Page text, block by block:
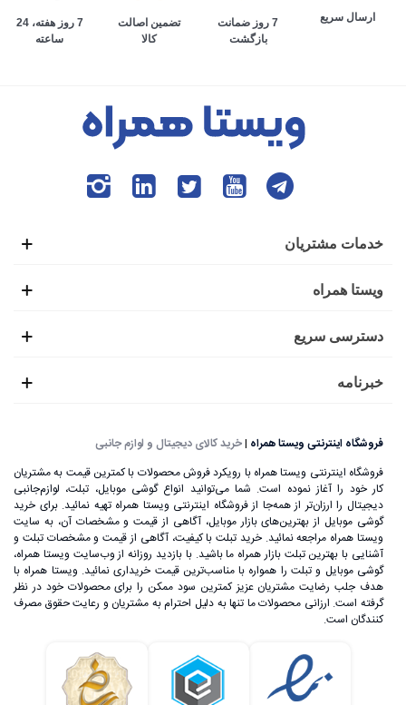
ارسال سریع
7 روز ضمانت
بازگشت
تضمین اصالت
کالا
7 روز هفته، 24
ساعته
خدمات مشتریان
ویستا همراه
دسترسی سریع
خبرنامه
فروشگاه اینترنتی ویستا همراه |خرید کالای دیجیتال و لوازم جانبی
فروشگاه اینترنتی ویستا همراه با رویکرد فروش محصولات با کمترین قیمت به مشتریان
کار خود را آغاز نموده است. شما می‌توانید انواع گوشی موبایل، تبلت، لوازم‌جانبی
دیجیتال را ارزان‌تر از همه‌جا از فروشگاه اینترنتی ویستا همراه تهیه نمائید. برای خرید
گوشی موبایل از بهترین‌های بازار موبایل، آگاهی از قیمت و مشخصات آن، به ‌سایت
ویستا همراه مراجعه نمائید. خرید تبلت با کیفیت، آگاهی از قیمت و مشخصات تبلت و
آشنایی با بهترین تبلت بازار همراه ما باشید. با بازدید روزانه از وب‌سایت ویستا همراه،
گوشی موبایل و تبلت را همواره با مناسب‌ترین قیمت خریداری نمائید. ویستا همراه با
هدف جلب رضایت مشتریان عزیز کمترین سود ممکن را برای محصولات خود در نظر
گرفته است. ارزانی محصولات ما تنها به دلیل احترام به مشتریان و رعایت حقوق مصرف
کنندگان است.